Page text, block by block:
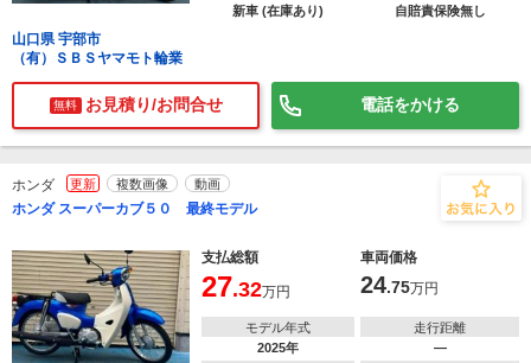
新車 (在庫あり)
自賠責保険無し
山口県 宇部市
（有）ＳＢＳヤマモト輪業
無料 お見積り/お問合せ 電話をかける
ホンダ 更新 複数画像 動画
ホンダ スーパーカブ５０ 最終モデル
支払総額 車両価格
27.32万円 24.75万円
モデル年式
2025年
走行距離
―